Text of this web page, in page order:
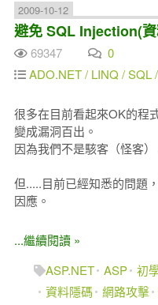
2009-10-12
避免 SQL Injection(
69347
0
ADO.NET / LINQ / SQL
很多在目前看起來OK的程
變成漏洞百出。
因為我們不是駭客（怪客
但.....目前已經知悉的問題
因應。
...繼續閱讀 »
ASP.NET ASP 初
資料隱碼 網路攻擊